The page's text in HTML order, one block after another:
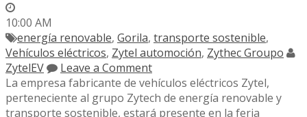
10:00 AM
energía renovable, Gorila, transporte sostenible,
Vehículos eléctricos, Zytel automoción, Zythec Groupo
ZytelEV
Leave a Comment
La empresa fabricante de vehículos eléctricos Zytel,
perteneciente al grupo Zytech de energía renovable y
transporte sostenible, estará presente en la feria